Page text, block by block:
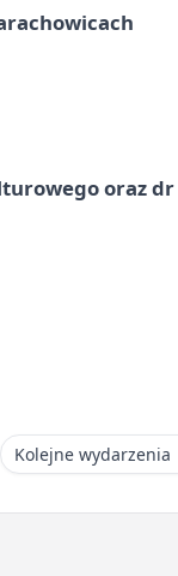
oraz dr
Kolejne wydarzenia